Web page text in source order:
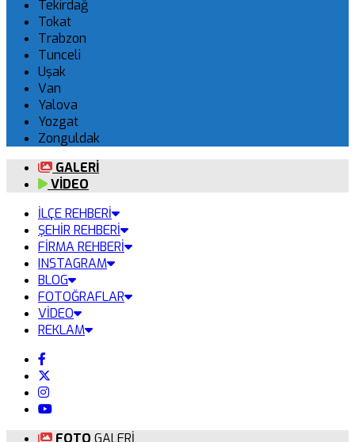
Tekirdağ
Tokat
Trabzon
Tunceli
Uşak
Van
Yalova
Yozgat
Zonguldak
GALERİ
VİDEO
İLÇE REHBERİ
ŞEHİR REHBERİ
FİRMA REHBERİ
INSTAGRAM
BLOG
FOTOĞRAFLAR
VİDEO
REKLAM
FOTO GALERİ